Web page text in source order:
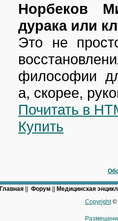
Норбеков
дурака или
Это не
философии
а, скорее,
Почитать в
Купить
Главная Форум
Медицинская
Copyright©